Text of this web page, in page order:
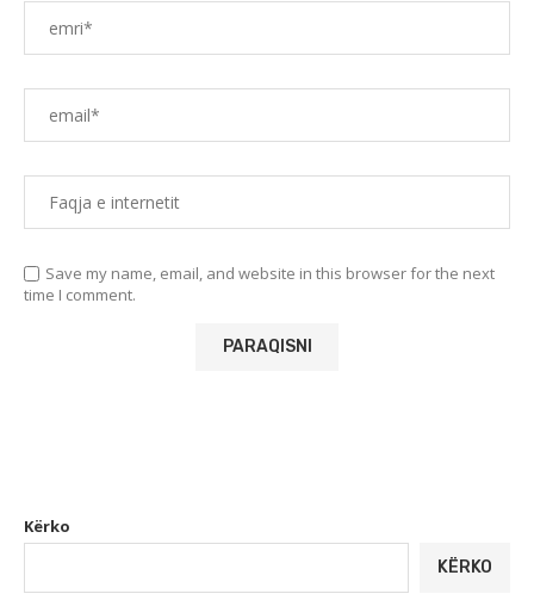
Save my name, email, and website in this browser for the next
time I comment.
Kërko
KËRKO